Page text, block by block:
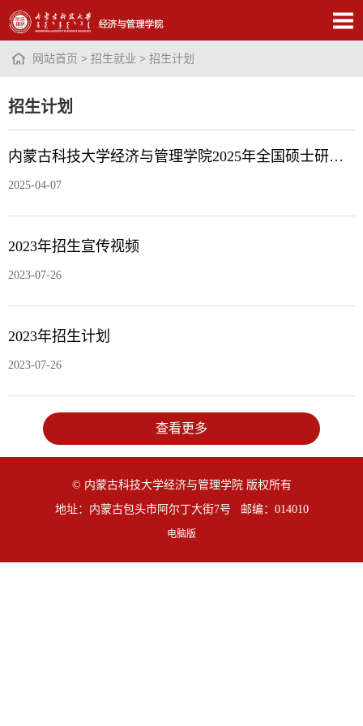
网站首页 > 招生就业 > 招生计划
招生计划
内蒙古科技大学经济与管理学院2025年全国硕士研究生调剂细则
2025-04-07
2023年招生宣传视频
2023-07-26
2023年招生计划
2023-07-26
查看更多
© 内蒙古科技大学经济与管理学院 版权所有
地址：内蒙古包头市阿尔丁大街7号 邮编：014010
电脑版